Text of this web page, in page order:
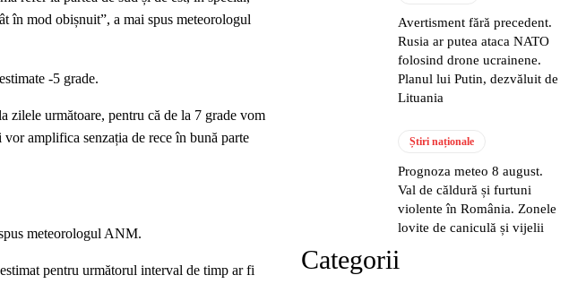
în mod obișnuit”, a mai spus meteorologul
-5 grade.
zilele următoare, pentru că de la 7 grade vom
amplifica senzația de rece în bună parte
meteorologul ANM.
pentru următorul interval de timp ar fi
Avertisment fără precedent.
Rusia ar putea ataca NATO
folosind drone ucrainene.
Planul lui Putin, dezvăluit de
Lituania
Știri naționale
Prognoza meteo 8 august.
Val de căldură și furtuni
violente în România. Zonele
lovite de caniculă și vijelii
Categorii